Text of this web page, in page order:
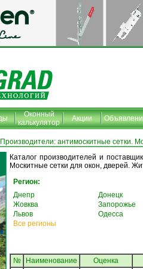
Оконный
калькулятор
Акции
антимоскитные сетки.
Каталог производителей и
Москитные сетки для окон, дверей.
Регион:
Днепр
Донецк
Жовква
Запорожье
Львов
Одесса
Все регионы
№ Наименование Oценка